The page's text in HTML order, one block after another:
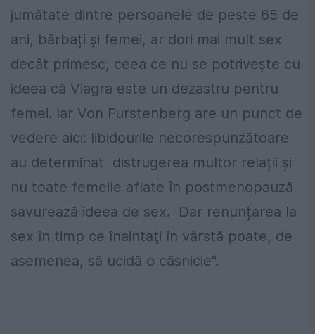
jumătate dintre persoanele de peste 65 de
ani, bărbați și femei, ar dori mai mult sex
decât primesc, ceea ce nu se potrivește cu
ideea că Viagra este un dezastru pentru
femei. Iar Von Furstenberg are un punct de
vedere aici: libidourile necorespunzătoare
au determinat distrugerea multor relații și
nu toate femeile aflate în postmenopauză
savurează ideea de sex. Dar renunțarea la
sex în timp ce înaintaţi în vârstă poate, de
asemenea, să ucidă o căsnicie".